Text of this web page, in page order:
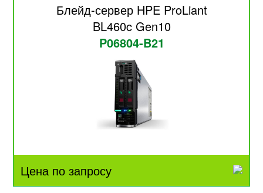
Блейд-сервер HPE ProLiant
BL460c Gen10
P06804-B21
Цена по запросу